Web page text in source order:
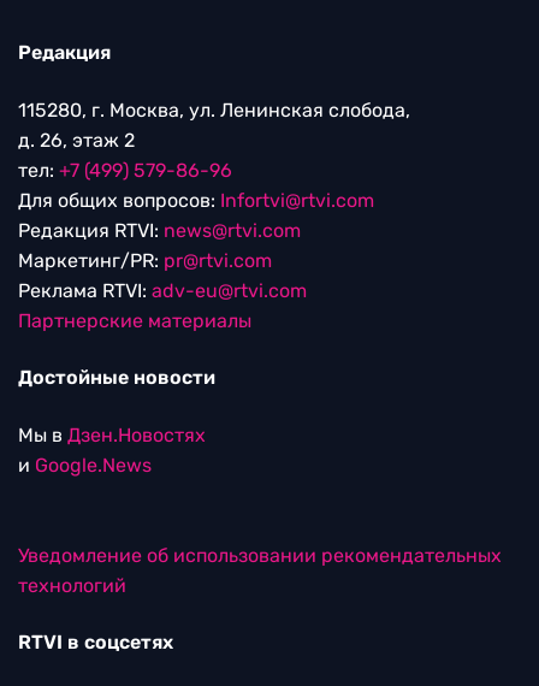
Редакция
115280, г. Москва, ул. Ленинская слобода,
д. 26, этаж 2
тел: +7 (499) 579-86-96
Для общих вопросов: Infortvi@rtvi.com
Редакция RTVI: news@rtvi.com
Маркетинг/PR: pr@rtvi.com
Реклама RTVI: adv-eu@rtvi.com
Партнерские материалы
Достойные новости
Мы в Дзен.Новостях
и Google.News
Уведомление об использовании рекомендательных
технологий
RTVI в соцсетях